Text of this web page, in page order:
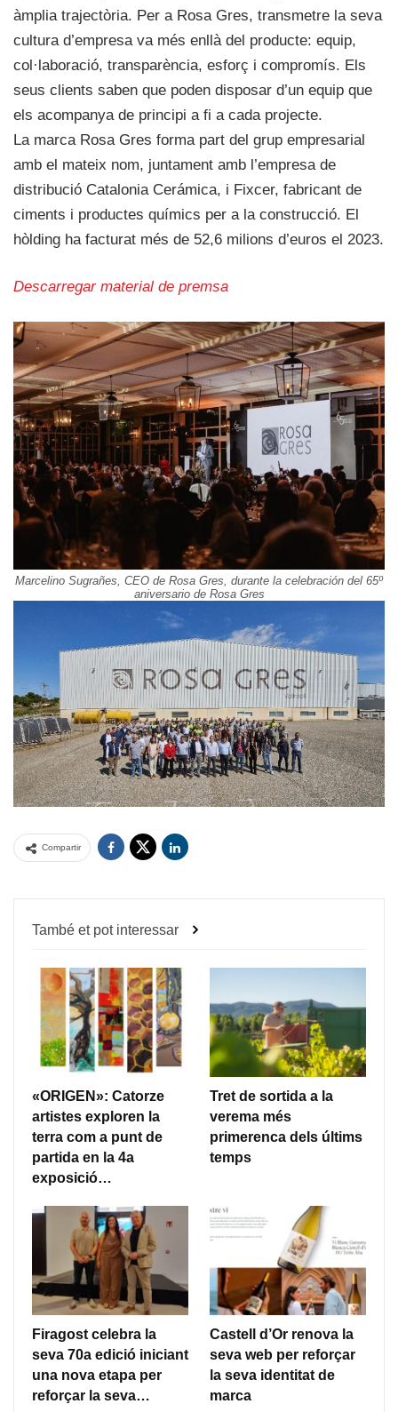
àmplia trajectòria. Per a Rosa Gres, transmetre la seva
cultura d’empresa va més enllà del producte: equip,
col·laboració, transparència, esforç i compromís. Els
seus clients saben que poden disposar d’un equip que
els acompanya de principi a fi a cada projecte.
La marca Rosa Gres forma part del grup empresarial
amb el mateix nom, juntament amb l’empresa de
distribució Catalonia Cerámica, i Fixcer, fabricant de
ciments i productes químics per a la construcció. El
hòlding ha facturat més de 52,6 milions d’euros el 2023.
Descarregar material de premsa
Marcelino Sugrañes, CEO de Rosa Gres, durante la celebración del 65º
aniversario de Rosa Gres
Compartir
També et pot interessar
«ORIGEN»: Catorze
artistes exploren la
terra com a punt de
partida en la 4a
exposició…
Tret de sortida a la
verema més
primerenca dels últims
temps
Firagost celebra la
seva 70a edició iniciant
una nova etapa per
reforçar la seva…
Castell d’Or renova la
seva web per reforçar
la seva identitat de
marca